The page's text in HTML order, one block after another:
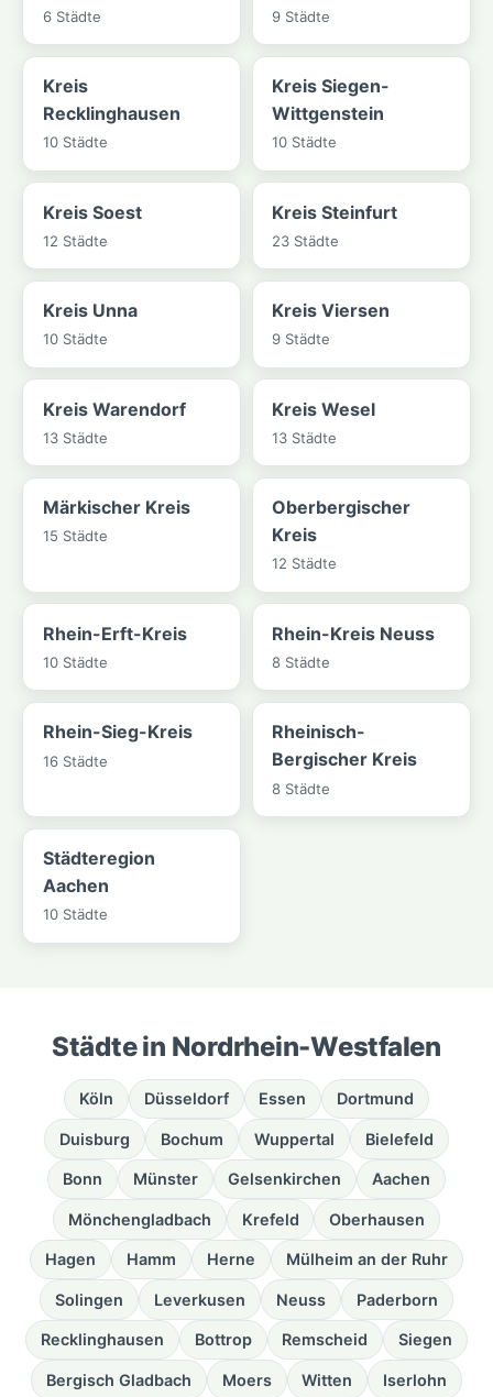
6 Städte 9 Städte
Kreis
Recklinghausen
10 Städte
Kreis Siegen-
Wittgenstein
10 Städte
Kreis Soest
12 Städte
Kreis Steinfurt
23 Städte
Kreis Unna
10 Städte
Kreis Viersen
9 Städte
Kreis Warendorf
13 Städte
Kreis Wesel
13 Städte
Märkischer Kreis
15 Städte
Oberbergischer
Kreis
12 Städte
Rhein-Erft-Kreis
10 Städte
Rhein-Kreis Neuss
8 Städte
Rhein-Sieg-Kreis
16 Städte
Rheinisch-
Bergischer Kreis
8 Städte
Städteregion
Aachen
10 Städte
Städte in Nordrhein-Westfalen
Köln Düsseldorf Essen Dortmund
Duisburg Bochum Wuppertal Bielefeld
Bonn Münster Gelsenkirchen Aachen
Mönchengladbach Krefeld Oberhausen
Hagen Hamm Herne Mülheim an der Ruhr
Solingen Leverkusen Neuss Paderborn
Recklinghausen Bottrop Remscheid Siegen
Bergisch Gladbach Moers Witten Iserlohn